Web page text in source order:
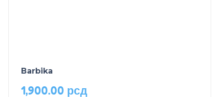
Barbika
1,900.00 рсд